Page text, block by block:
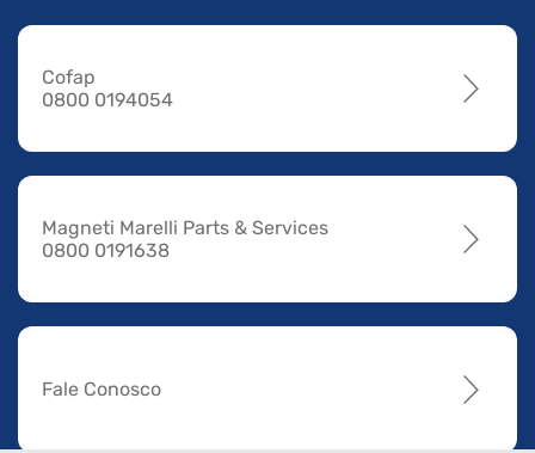
Cofap
0800 0194054
Magneti Marelli Parts & Services
0800 0191638
Fale Conosco